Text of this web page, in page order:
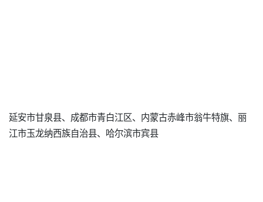
延安市甘泉县、成都市青白江区、内蒙古赤峰市翁牛特旗、丽
江市玉龙纳西族自治县、哈尔滨市宾县